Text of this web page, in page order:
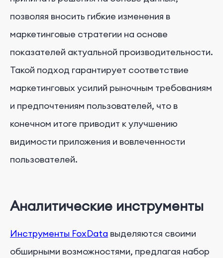
позволяя вносить гибкие изменения в
маркетинговые стратегии на основе
показателей актуальной производительности.
Такой подход гарантирует соответствие
маркетинговых усилий рыночным требованиям
и предпочтениям пользователей, что в
конечном итоге приводит к улучшению
видимости приложения и вовлеченности
пользователей.
Аналитические инструменты
Инструменты FoxData выделяются своими
обширными возможностями, предлагая набор